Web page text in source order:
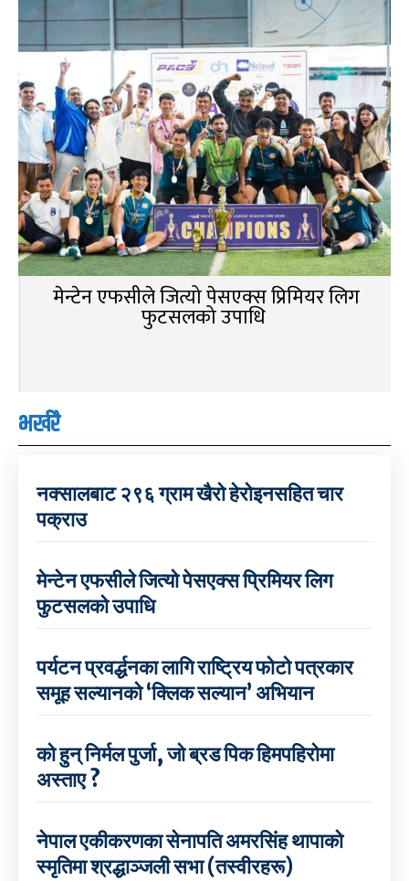
मेन्टेन एफसीले जित्यो पेसएक्स प्रिमियर लिग
फुटसलको उपाधि
भर्खरै
नक्सालबाट २९६ ग्राम खैरो हेरोइनसहित चार
पक्राउ
मेन्टेन एफसीले जित्यो पेसएक्स प्रिमियर लिग
फुटसलको उपाधि
पर्यटन प्रवर्द्धनका लागि राष्ट्रिय फोटो पत्रकार
समूह सल्यानको ‘क्लिक सल्यान’ अभियान
को हुन् निर्मल पुर्जा, जो ब्रड पिक हिमपहिरोमा
अस्ताए ?
नेपाल एकीकरणका सेनापति अमरसिंह थापाको
स्मृतिमा श्रद्धाञ्जली सभा (तस्वीरहरू)